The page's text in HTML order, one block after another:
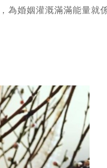
為婚姻灌溉滿滿能量就